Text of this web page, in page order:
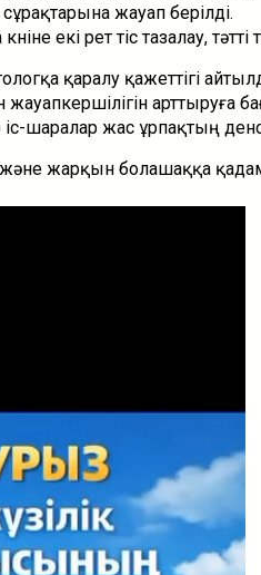
жауап берілді.
екі рет тіс тазалау,
қаралу қажеттігі
арттыруға
іс-шаралар жас ұрпақтың
жарқын болашаққа